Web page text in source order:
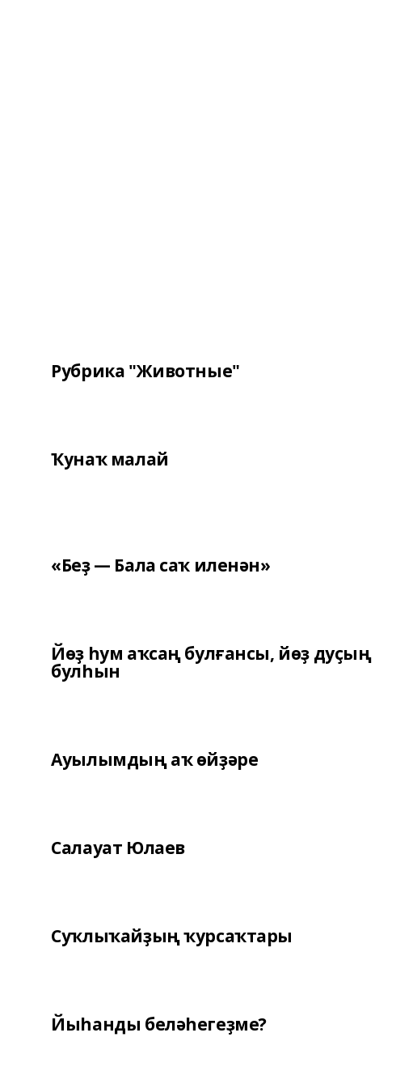
Рубрика "Животные"
Ҡунаҡ малай
«Беҙ — Бала саҡ иленән»
Йөҙ һум аҡсаң булғансы, йөҙ дуҫың
булһын
Ауылымдың аҡ өйҙәре
Салауат Юлаев
Суҡлыҡайҙың ҡурсаҡтары
Йыһанды беләһегеҙме?